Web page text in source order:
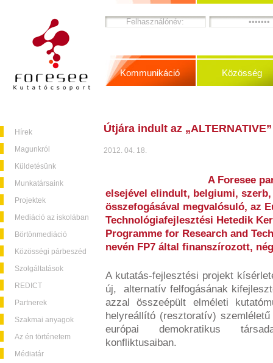
Hírek
Magunkról
Küldetésünk
Munkatársaink
Projektek
Mediáció az iskolában
Börtönmediáció
Közösségi párbeszéd
Szolgáltatások
REDICT
Partnerek
Szakmai anyagok
Az én történetem
Médiatár
Kommunikáció Közösség
Útjára indult az
2012. 04. 18.
A Foresee
elsejével elindult, belgiumi,
összefogásával megvalósuló, az
Technológiafejlesztési Hetedik
Programme for Research and
nevén FP7 által finanszírozott,
A kutatás-fejlesztési projekt
új, alternatív felfogásának
azzal összeépült elméleti
helyreállító (resztoratív)
európai demokratikus
konfliktusaiban.